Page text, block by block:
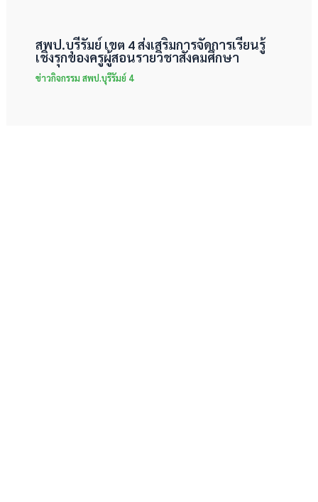
สพป.บุรีรัมย์ เขต 4 ส่งเสริมการจัดการเรียนรู้
เชิงรุกของครูผู้สอนรายวิชาสังคมศึกษา
ข่าวกิจกรรม สพป.บุรีรัมย์ 4